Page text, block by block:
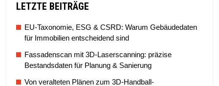
LETZTE BEITRÄGE
EU-Taxonomie, ESG & CSRD: Warum Gebäudedaten
für Immobilien entscheidend sind
Fassadenscan mit 3D-Laserscanning: präzise
Bestandsdaten für Planung & Sanierung
Von veralteten Plänen zum 3D-Handball-